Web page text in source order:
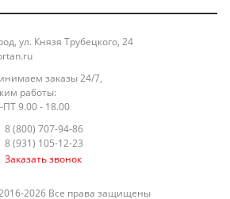
2026 Все права защищены
ул. Князя Трубецкого, 24
заказы 24/7,
работы:
9.00 - 18.00
8 (800) 707-94-86
8 (931) 105-12-23
Заказать звонок